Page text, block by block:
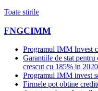
Toate stirile
FNGCIMM
Programul IMM Invest
Garantiile de stat
crescut cu 185% in 2020
Programul IMM invest
Firmele pot obtine